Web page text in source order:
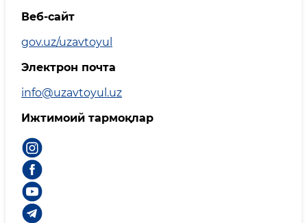
Веб-сайт
gov.uz/uzavtoyul
Электрон почта
info@uzavtoyul.uz
Ижтимоий тармоқлар